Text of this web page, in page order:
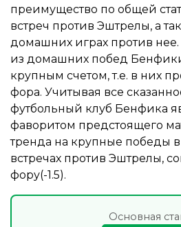
преимущество по общей
встреч против Эштрелы, а
домашних играх против
из домашних побед
крупным счетом, т.е. в них
фора. Учитывая все
футбольный клуб Бенфика
фаворитом предстоящего
тренда на крупные победы
встречах против Эштрелы,
фору(-1.5).
Основная